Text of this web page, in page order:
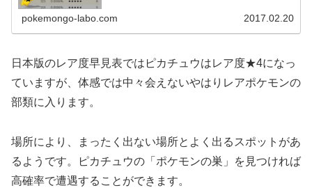
pokemongo-labo.com 2017.02.20
日本版のレア度早見表ではピカチュウはレア度★4になっ
ていますが、体感では中々会えないやはりレアポケモンの
部類に入ります。
場所により、まったく出ない場所とよく出るスポットがあ
るようです。ピカチュウの「ポケモンの巣」を見つければ
高確率で遭遇することができます。